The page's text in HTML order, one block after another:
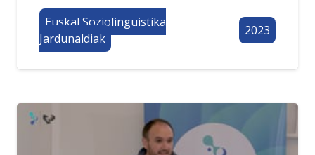
Euskal Soziolinguistika
Jardunaldiak
2023